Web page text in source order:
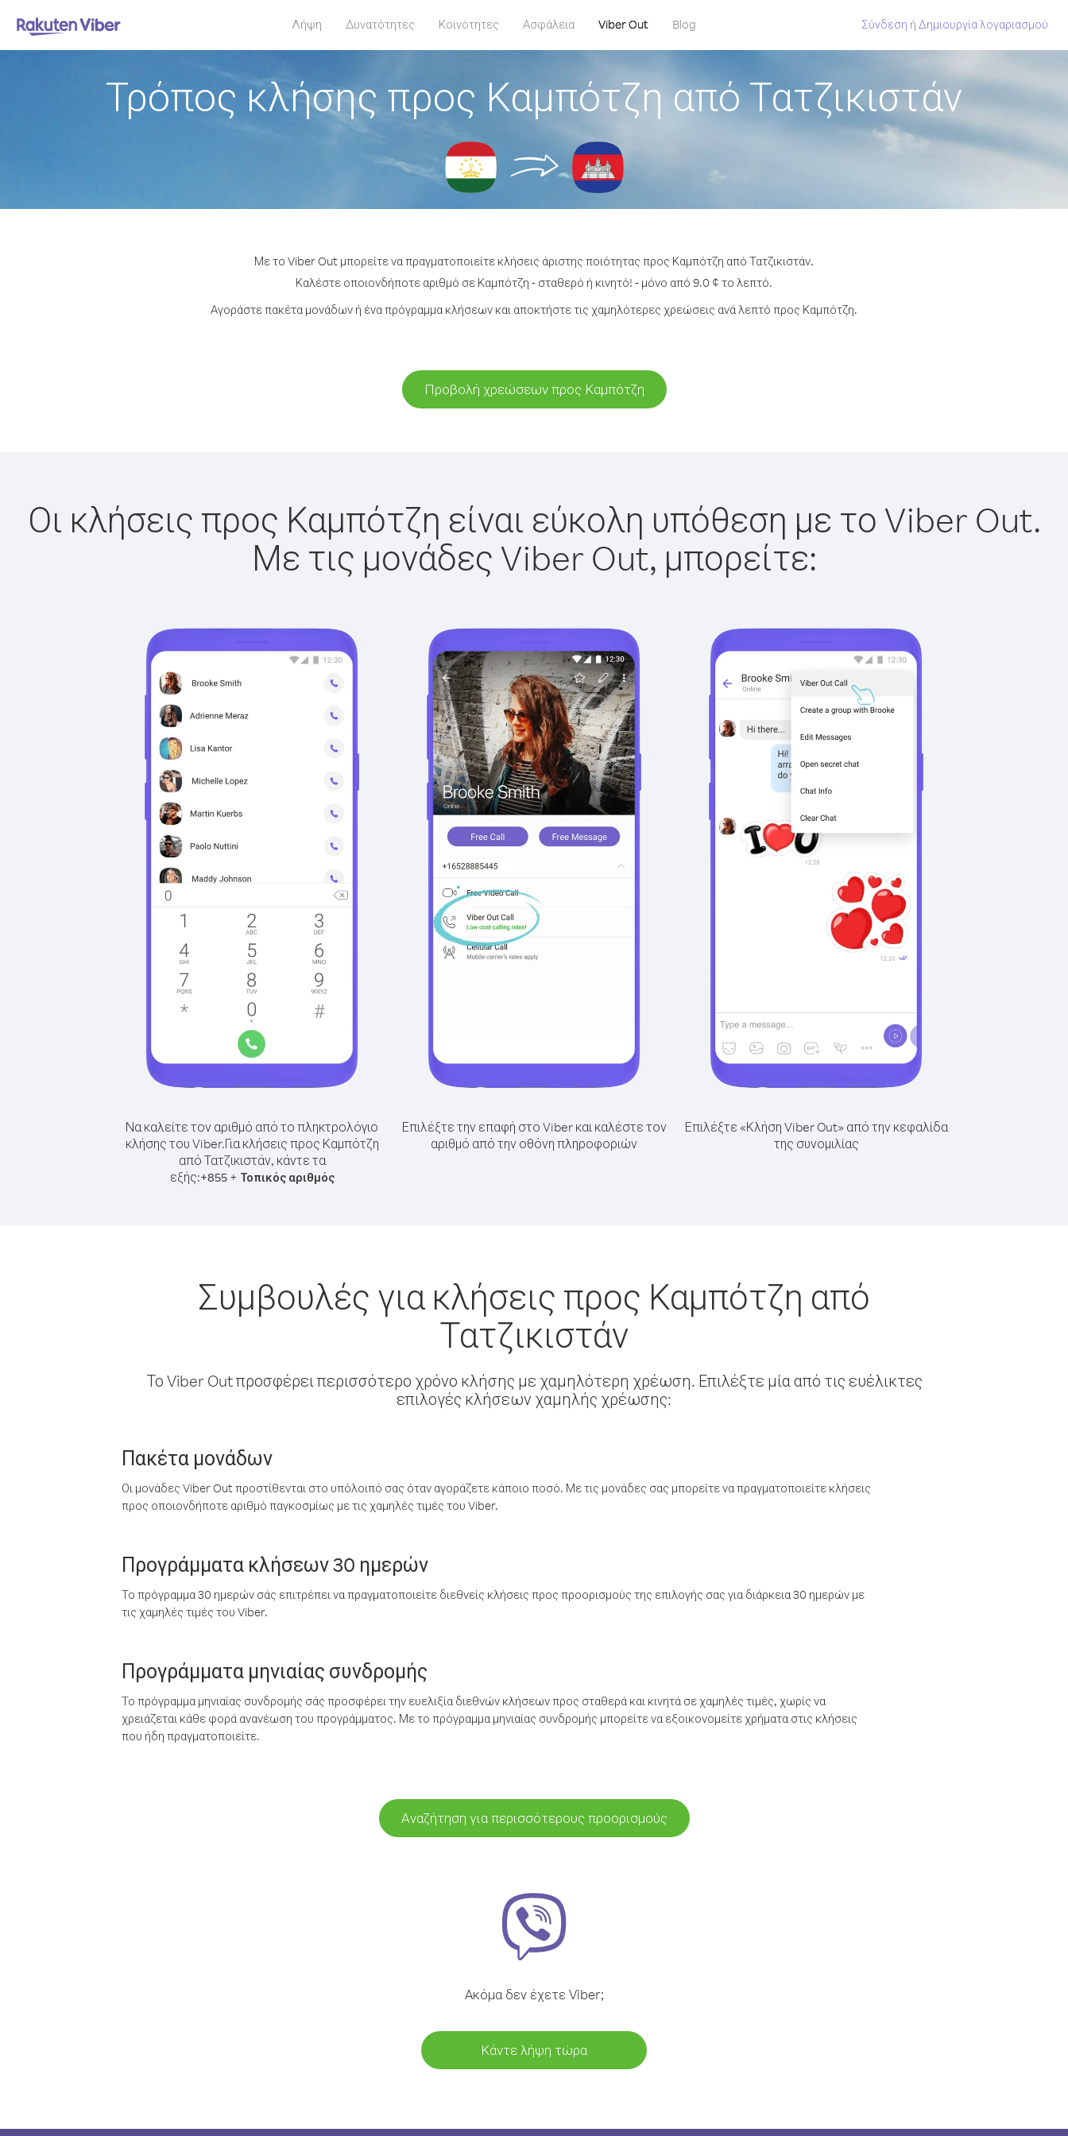
Λήψη Δυνατότητες Κοινότητες Ασφάλεια Viber Out Blog Σύνδεση ή Δημιουργία λογαριασμού
Τρόπος κλήσης προς Καμπότζη από Τατζικιστάν
Με το Viber Out μπορείτε να πραγματοποιείτε κλήσεις άριστης ποιότητας προς Καμπότζη από Τατζικιστάν.
Καλέστε οποιονδήποτε αριθμό σε Καμπότζη - σταθερό ή κινητό! - μόνο από 9.0 ¢ το λεπτό.
Αγοράστε πακέτα μονάδων ή ένα πρόγραμμα κλήσεων και αποκτήστε τις χαμηλότερες χρεώσεις ανά λεπτό προς Καμπότζη.
Προβολή χρεώσεων προς Καμπότζη
Οι κλήσεις προς Καμπότζη είναι εύκολη υπόθεση με το Viber Out.
Με τις μονάδες Viber Out, μπορείτε:
Να καλείτε τον αριθμό από το πληκτρολόγιο
κλήσης του Viber.Για κλήσεις προς Καμπότζη
από Τατζικιστάν, κάντε τα
εξής:+855+ Τοπικός αριθμός
Επιλέξτε την επαφή στο Viber και καλέστε τον
αριθμό από την οθόνη πληροφοριών
Επιλέξτε «Κλήση Viber Out» από την κεφαλίδα
της συνομιλίας
Συμβουλές για κλήσεις προς Καμπότζη από
Τατζικιστάν
Το Viber Out προσφέρει περισσότερο χρόνο κλήσης με χαμηλότερη χρέωση. Επιλέξτε μία από τις ευέλικτες
επιλογές κλήσεων χαμηλής χρέωσης:
Πακέτα μονάδων
Οι μονάδες Viber Out προστίθενται στο υπόλοιπό σας όταν αγοράζετε κάποιο ποσό. Με τις μονάδες σας μπορείτε να πραγματοποιείτε κλήσεις
προς οποιονδήποτε αριθμό παγκοσμίως με τις χαμηλές τιμές του Viber.
Προγράμματα κλήσεων 30 ημερών
Το πρόγραμμα 30 ημερών σάς επιτρέπει να πραγματοποιείτε διεθνείς κλήσεις προς προορισμούς της επιλογής σας για διάρκεια 30 ημερών με
τις χαμηλές τιμές του Viber.
Προγράμματα μηνιαίας συνδρομής
Το πρόγραμμα μηνιαίας συνδρομής σάς προσφέρει την ευελιξία διεθνών κλήσεων προς σταθερά και κινητά σε χαμηλές τιμές, χωρίς να
χρειάζεται κάθε φορά ανανέωση του προγράμματος. Με το πρόγραμμα μηνιαίας συνδρομής μπορείτε να εξοικονομείτε χρήματα στις κλήσεις
που ήδη πραγματοποιείτε.
Αναζήτηση για περισσότερους προορισμούς
Ακόμα δεν έχετε Viber;
Κάντε λήψη τώρα